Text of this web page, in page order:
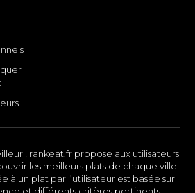
! rankeat.fr propose aux utilisateurs
les meilleurs plats de chaque ville.
à un plat par l’utilisateur est basée sur
et différents critères pertinents